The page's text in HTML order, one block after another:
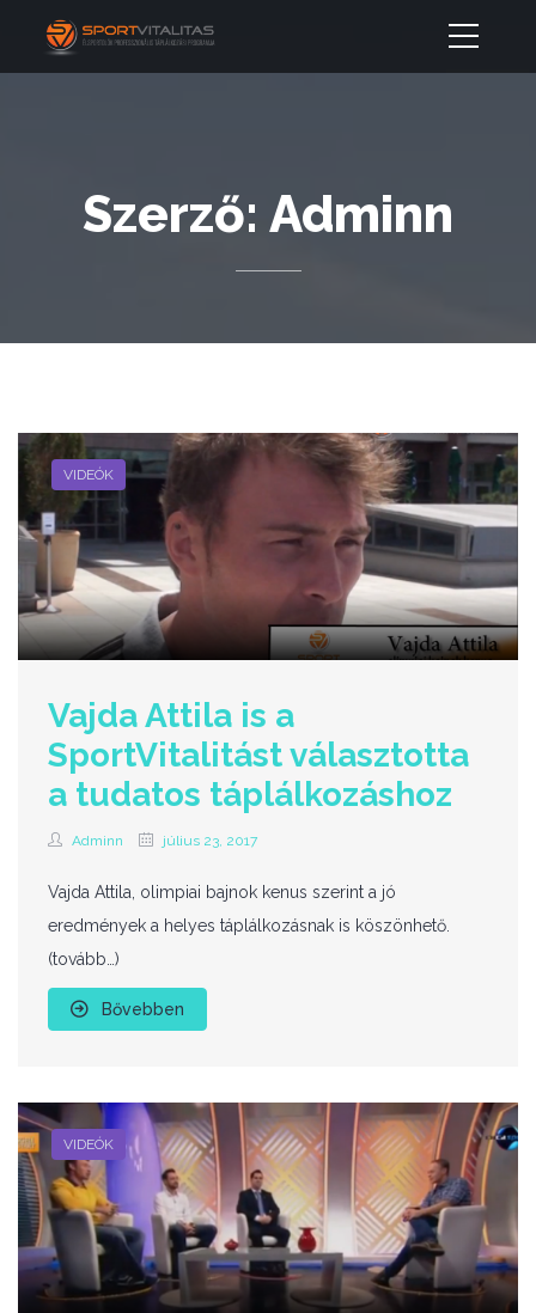
Szerző: Adminn
VIDEÓK
Vajda Attila is a
SportVitalitást választotta
a tudatos táplálkozáshoz
Adminn július 23, 2017
Vajda Attila, olimpiai bajnok kenus szerint a jó
eredmények a helyes táplálkozásnak is köszönhető.
(tovább…)
Bővebben
VIDEÓK